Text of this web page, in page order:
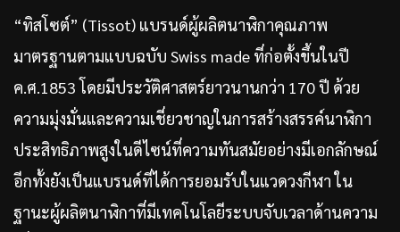
“ทิสโซต์” (Tissot) แบรนด์ผู้ผลิตนาฬิกาคุณภาพ
มาตรฐานตามแบบฉบับ Swiss made ที่ก่อตั้งขึ้นในปี
ค.ศ.1853 โดยมีประวัติศาสตร์ยาวนานกว่า 170 ปี ด้วย
ความมุ่งมั่นและความเชี่ยวชาญในการสร้างสรรค์นาฬิกา
ประสิทธิภาพสูงในดีไซน์ที่ความทันสมัยอย่างมีเอกลักษณ์
อีกทั้งยังเป็นแบรนด์ที่ได้การยอมรับในแวดวงกีฬา ใน
ฐานะผู้ผลิตนาฬิกาที่มีเทคโนโลยีระบบจับเวลาด้านความ